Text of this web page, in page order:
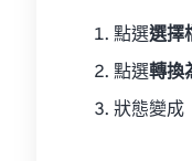
點選選擇
點選轉換
狀態變成